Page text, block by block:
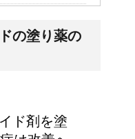
脂肪の粒は何
対策
の塗り薬の
ド剤を塗